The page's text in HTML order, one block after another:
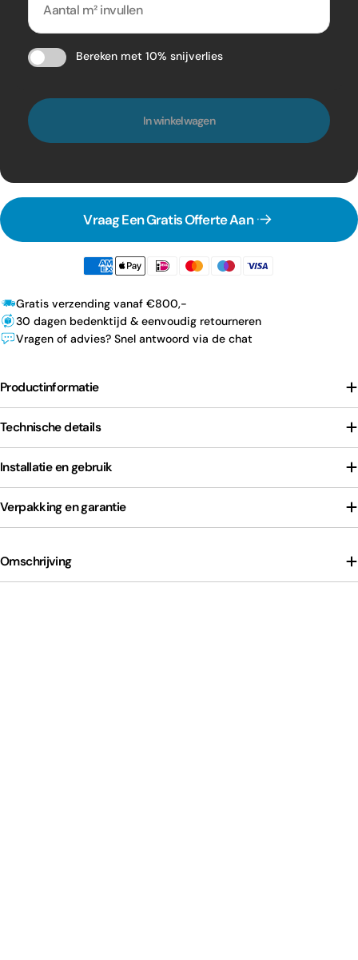
Bereken met 10% snijverlies
In winkelwagen
Vraag Een Gratis Offerte Aan
Gratis verzending vanaf €800,-
30 dagen bedenktijd & eenvoudig retourneren
Vragen of advies? Snel antwoord via de chat
Productinformatie
Technische details
Installatie en gebruik
Verpakking en garantie
Omschrijving